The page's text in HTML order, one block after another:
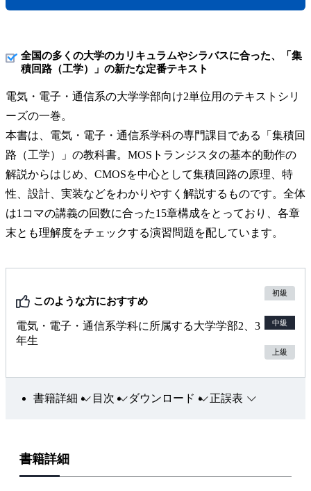
全国の多くの大学のカリキュラムやシラバスに合った、「集
積回路（工学）」の新たな定番テキスト
電気・電子・通信系の大学学部向け2単位用のテキストシリ
ーズの一巻。
本書は、電気・電子・通信系学科の専門課目である「集積回
路（工学）」の教科書。MOSトランジスタの基本的動作の
解説からはじめ、CMOSを中心として集積回路の原理、特
性、設計、実装などをわかりやすく解説するものです。全体
は1コマの講義の回数に合った15章構成をとっており、各章
末とも理解度をチェックする演習問題を配しています。
このような方におすすめ
電気・電子・通信系学科に所属する大学学部2、3
年生
初級
中級
上級
書籍詳細 目次 ダウンロード 正誤表
書籍詳細